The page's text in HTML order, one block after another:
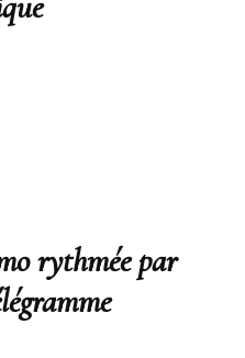
rythmée par